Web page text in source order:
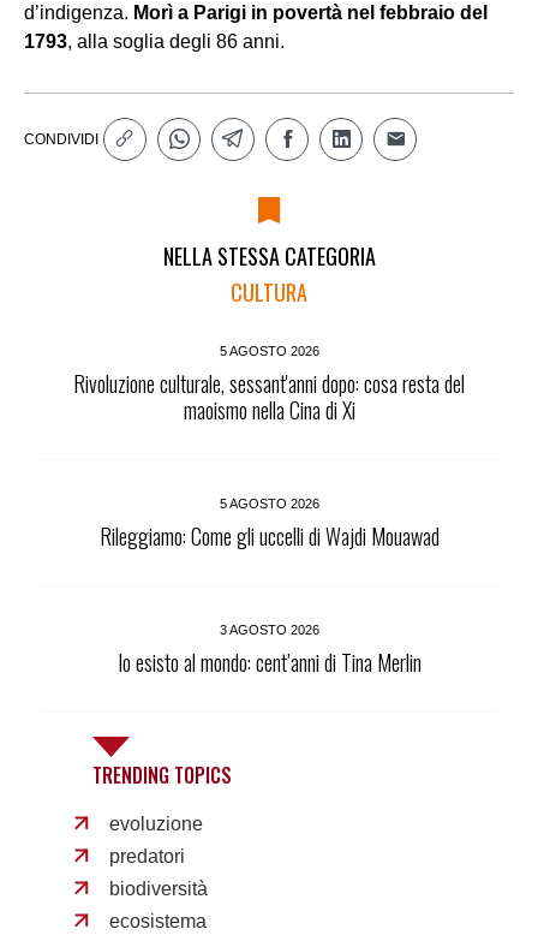
d’indigenza. Morì a Parigi in povertà nel febbraio del
1793, alla soglia degli 86 anni.
CONDIVIDI
NELLA STESSA CATEGORIA
CULTURA
5 AGOSTO 2026
Rivoluzione culturale, sessant'anni dopo: cosa resta del
maoismo nella Cina di Xi
5 AGOSTO 2026
Rileggiamo: Come gli uccelli di Wajdi Mouawad
3 AGOSTO 2026
Io esisto al mondo: cent’anni di Tina Merlin
TRENDING TOPICS
evoluzione
predatori
biodiversità
ecosistema